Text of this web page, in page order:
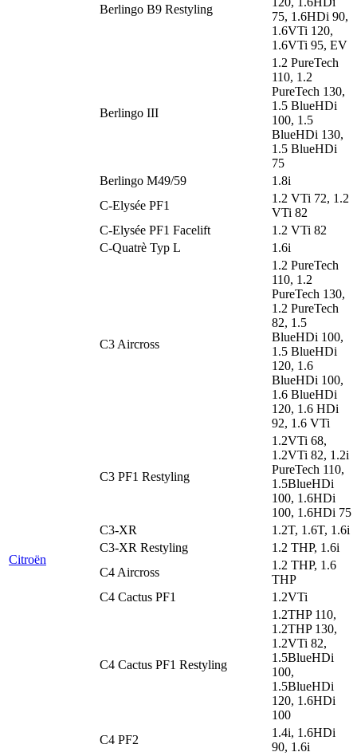
Citroën
Berlingo B9 Restyling
75, 1.6HDi 90,
1.6VTi 120,
1.6VTi 95, EV
Berlingo III
1.2 PureTech
110, 1.2
PureTech 130,
1.5 BlueHDi
100, 1.5
BlueHDi 130,
1.5 BlueHDi
75
Berlingo M49/59
1.8i
C-Elysée PF1
1.2 VTi 72, 1.2
VTi 82
C-Elysée PF1 Facelift
1.2 VTi 82
C-Quatrè Typ L
1.6i
C3 Aircross
1.2 PureTech
110, 1.2
PureTech 130,
1.2 PureTech
82, 1.5
BlueHDi 100,
1.5 BlueHDi
120, 1.6
BlueHDi 100,
1.6 BlueHDi
120, 1.6 HDi
92, 1.6 VTi
C3 PF1 Restyling
1.2VTi 68,
1.2VTi 82, 1.2i
PureTech 110,
1.5BlueHDi
100, 1.6HDi
100, 1.6HDi 75
C3-XR
1.2T, 1.6T, 1.6i
C3-XR Restyling
1.2 THP, 1.6i
C4 Aircross
1.2 THP, 1.6
THP
C4 Cactus PF1
1.2VTi
C4 Cactus PF1 Restyling
1.2THP 110,
1.2THP 130,
1.2VTi 82,
1.5BlueHDi
100,
1.5BlueHDi
120, 1.6HDi
100
C4 PF2
1.4i, 1.6HDi
90, 1.6i